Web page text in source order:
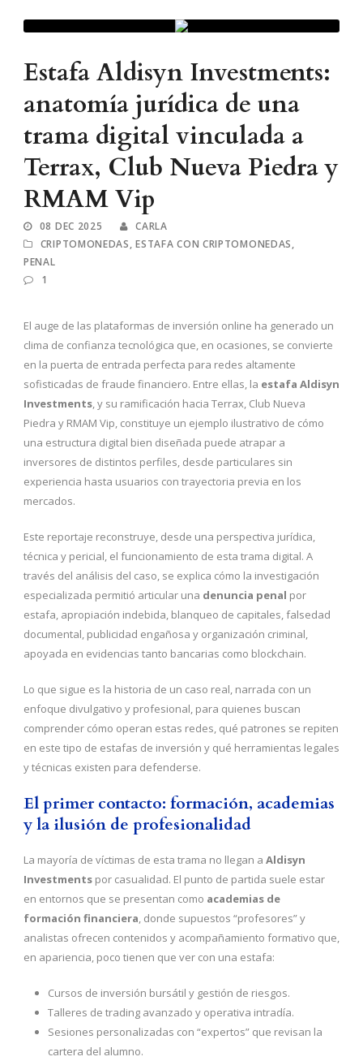
Estafa Aldisyn Investments:
anatomía jurídica de una
trama digital vinculada a
Terrax, Club Nueva Piedra y
RMAM Vip
08 DEC 2025
CARLA
CRIPTOMONEDAS, ESTAFA CON CRIPTOMONEDAS,
PENAL
1
El auge de las plataformas de inversión online ha generado un
clima de confianza tecnológica que, en ocasiones, se convierte
en la puerta de entrada perfecta para redes altamente
sofisticadas de fraude financiero. Entre ellas, la estafa Aldisyn
Investments, y su ramificación hacia Terrax, Club Nueva
Piedra y RMAM Vip, constituye un ejemplo ilustrativo de cómo
una estructura digital bien diseñada puede atrapar a
inversores de distintos perfiles, desde particulares sin
experiencia hasta usuarios con trayectoria previa en los
mercados.
Este reportaje reconstruye, desde una perspectiva jurídica,
técnica y pericial, el funcionamiento de esta trama digital. A
través del análisis del caso, se explica cómo la investigación
especializada permitió articular una denuncia penal por
estafa, apropiación indebida, blanqueo de capitales, falsedad
documental, publicidad engañosa y organización criminal,
apoyada en evidencias tanto bancarias como blockchain.
Lo que sigue es la historia de un caso real, narrada con un
enfoque divulgativo y profesional, para quienes buscan
comprender cómo operan estas redes, qué patrones se repiten
en este tipo de estafas de inversión y qué herramientas legales
y técnicas existen para defenderse.
El primer contacto: formación, academias
y la ilusión de profesionalidad
La mayoría de víctimas de esta trama no llegan a Aldisyn
Investments por casualidad. El punto de partida suele estar
en entornos que se presentan como academias de
formación financiera, donde supuestos “profesores” y
analistas ofrecen contenidos y acompañamiento formativo que,
en apariencia, poco tienen que ver con una estafa:
Cursos de inversión bursátil y gestión de riesgos.
Talleres de trading avanzado y operativa intradía.
Sesiones personalizadas con “expertos” que revisan la
cartera del alumno.